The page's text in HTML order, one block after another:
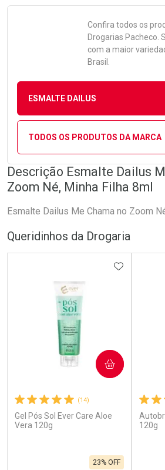
Confira todos os
Drogarias Pacheco.
com a maior
Brasil.
ESMALTE DAILUS
TODOS OS PRODUTOS DA MARCA
Descrição Esmalte Dailus
Zoom Né, Minha Filha 8ml
Esmalte Dailus Me Chama no Zoom
Queridinhos da Drogaria
(14)
Gel Pós Sol Ever Care Aloe
Vera 120g
23% OFF
COMPRAR
120g